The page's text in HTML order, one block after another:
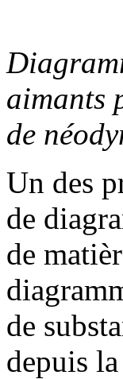
aimants
de
Un des
de
de
de
depuis